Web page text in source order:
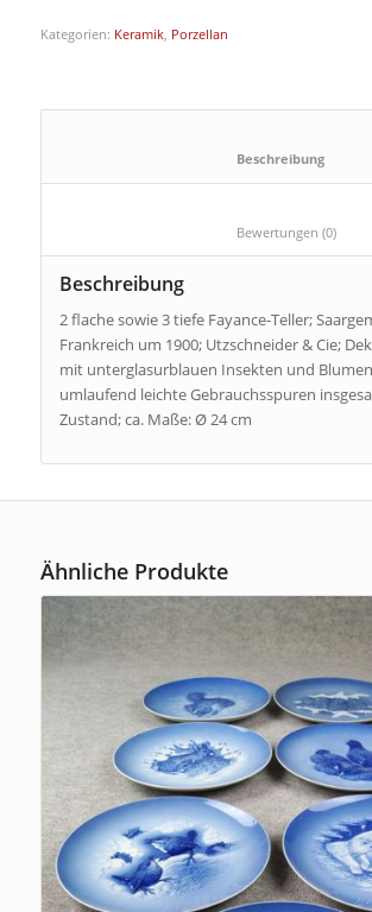
Kategorien: Keramik, Porzellan
Beschreibung
2 flache sowie 3 tiefe Fayance-Teller;
Frankreich um 1900; Utzschneider & Cie;
mit unterglasurblauen Insekten und
umlaufend leichte Gebrauchsspuren
Zustand; ca. Maße: Ø 24 cm
Ähnliche Produkte